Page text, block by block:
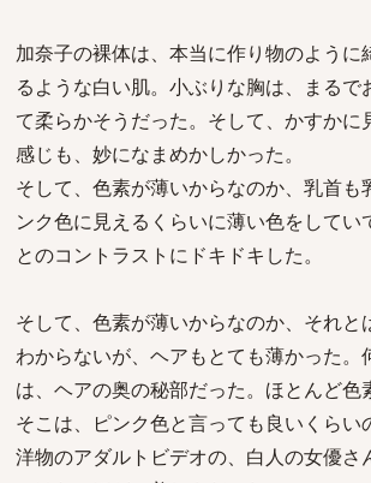
加奈子の裸体は、本当に作り物のように
るような白い肌。小ぶりな胸は、まるで
て柔らかそうだった。そして、かすかに
感じも、妙になまめかしかった。
そして、色素が薄いからなのか、乳首も
ンク色に見えるくらいに薄い色をしてい
とのコントラストにドキドキした。
そして、色素が薄いからなのか、それと
わからないが、ヘアもとても薄かった。
は、ヘアの奥の秘部だった。ほとんど色
そこは、ピンク色と言っても良いくらい
洋物のアダルトビデオの、白人の女優さ